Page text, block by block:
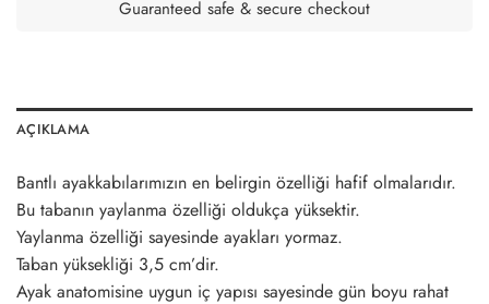
Guaranteed safe & secure checkout
AÇIKLAMA
Bantlı ayakkabılarımızın en belirgin özelliği hafif olmalarıdır.
Bu tabanın yaylanma özelliği oldukça yüksektir.
Yaylanma özelliği sayesinde ayakları yormaz.
Taban yüksekliği 3,5 cm’dir.
Ayak anatomisine uygun iç yapısı sayesinde gün boyu rahat